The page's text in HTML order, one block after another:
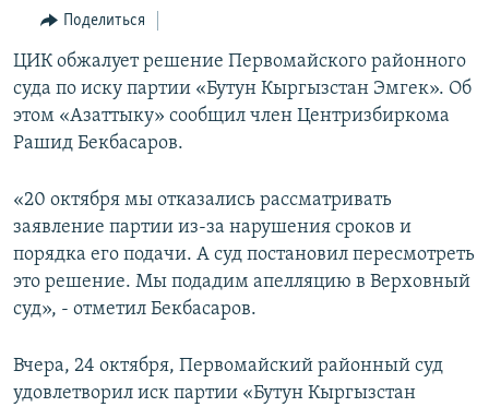
Вернутся
поиску
КЫРГЫЗЧА
ЎЗБЕКЧА
ТОҶИКӢ
TÜRKMENÇE
Все сайты РСЕ/РС
Поделиться
ЦИК обжалует решение Первомайского районного
суда по иску партии «Бутун Кыргызстан Эмгек». Об
этом «Азаттыку» сообщил член Центризбиркома
Рашид Бекбасаров.
«20 октября мы отказались рассматривать
заявление партии из-за нарушения сроков и
порядка его подачи. А суд постановил пересмотреть
это решение. Мы подадим апелляцию в Верховный
суд», - отметил Бекбасаров.
Вчера, 24 октября, Первомайский районный суд
удовлетворил иск партии «Бутун Кыргызстан